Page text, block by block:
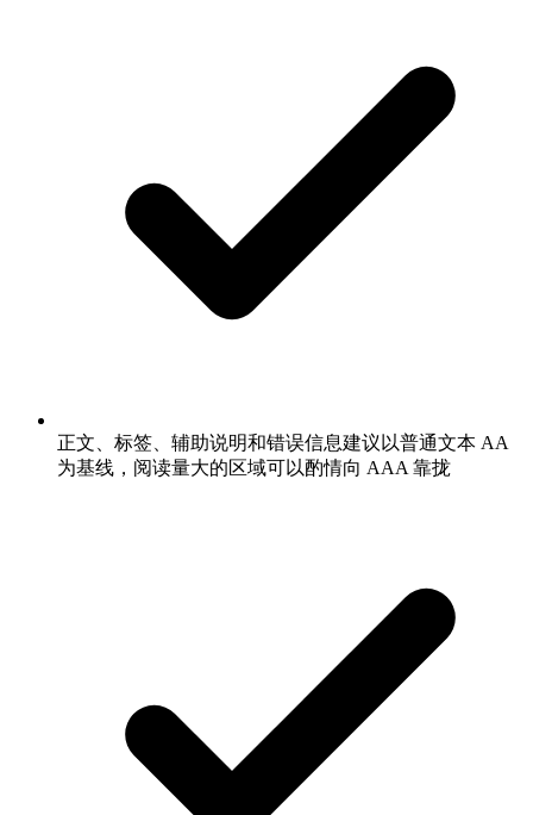
正文、标签、辅助说明和错误信息建议以普通文本 AA
为基线，阅读量大的区域可以酌情向 AAA 靠拢